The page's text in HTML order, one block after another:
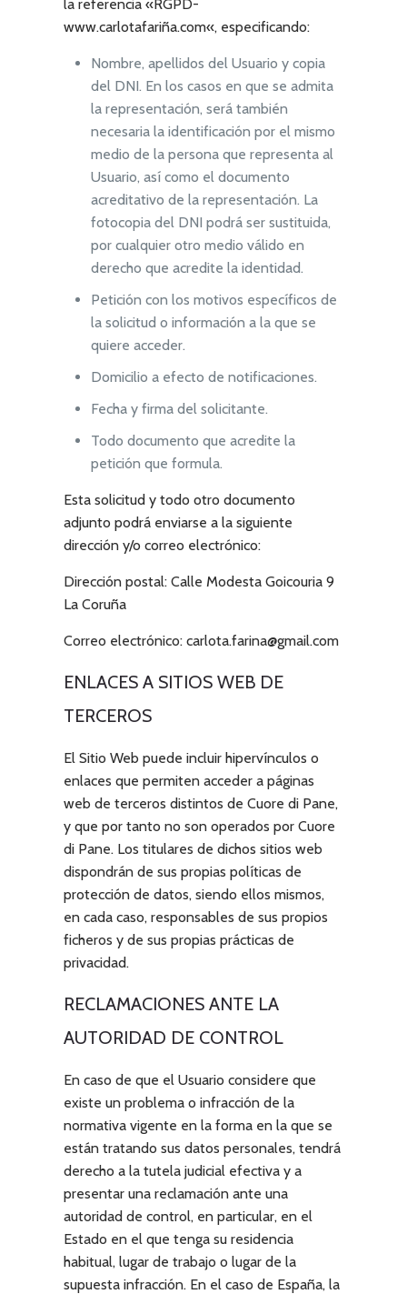
la referencia «RGPD-
www.carlotafariña.com«, especificando:
Nombre, apellidos del Usuario y copia
del DNI. En los casos en que se admita
la representación, será también
necesaria la identificación por el mismo
medio de la persona que representa al
Usuario, así como el documento
acreditativo de la representación. La
fotocopia del DNI podrá ser sustituida,
por cualquier otro medio válido en
derecho que acredite la identidad.
Petición con los motivos específicos de
la solicitud o información a la que se
quiere acceder.
Domicilio a efecto de notificaciones.
Fecha y firma del solicitante.
Todo documento que acredite la
petición que formula.
Esta solicitud y todo otro documento
adjunto podrá enviarse a la siguiente
dirección y/o correo electrónico:
Dirección postal: Calle Modesta Goicouria 9
La Coruña
Correo electrónico: carlota.farina@gmail.com
ENLACES A SITIOS WEB DE
TERCEROS
El Sitio Web puede incluir hipervínculos o
enlaces que permiten acceder a páginas
web de terceros distintos de Cuore di Pane,
y que por tanto no son operados por Cuore
di Pane. Los titulares de dichos sitios web
dispondrán de sus propias políticas de
protección de datos, siendo ellos mismos,
en cada caso, responsables de sus propios
ficheros y de sus propias prácticas de
privacidad.
RECLAMACIONES ANTE LA
AUTORIDAD DE CONTROL
En caso de que el Usuario considere que
existe un problema o infracción de la
normativa vigente en la forma en la que se
están tratando sus datos personales, tendrá
derecho a la tutela judicial efectiva y a
presentar una reclamación ante una
autoridad de control, en particular, en el
Estado en el que tenga su residencia
habitual, lugar de trabajo o lugar de la
supuesta infracción. En el caso de España, la